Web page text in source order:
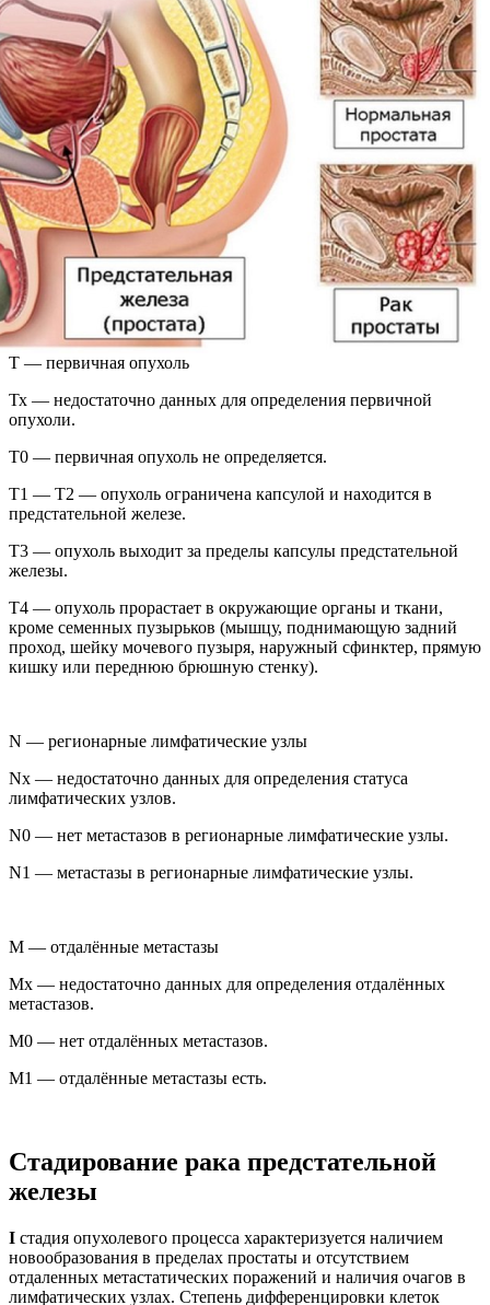
Т — первичная опухоль
Тх — недостаточно данных для определения первичной
опухоли.
Т0 — первичная опухоль не определяется.
Т1 — Т2 — опухоль ограничена капсулой и находится в
предстательной железе.
Т3 — опухоль выходит за пределы капсулы предстательной
железы.
Т4 — опухоль прорастает в окружающие органы и ткани,
кроме семенных пузырьков (мышцу, поднимающую задний
проход, шейку мочевого пузыря, наружный сфинктер, прямую
кишку или переднюю брюшную стенку).
N — регионарные лимфатические узлы
Nх — недостаточно данных для определения статуса
лимфатических узлов.
N0 — нет метастазов в регионарные лимфатические узлы.
N1 — метастазы в регионарные лимфатические узлы.
М — отдалённые метастазы
Мх — недостаточно данных для определения отдалённых
метастазов.
М0 — нет отдалённых метастазов.
М1 — отдалённые метастазы есть.
Стадирование рака предстательной
железы
I стадия опухолевого процесса характеризуется наличием
новообразования в пределах простаты и отсутствием
отдаленных метастатических поражений и наличия очагов в
лимфатических узлах. Степень дифференцировки клеток